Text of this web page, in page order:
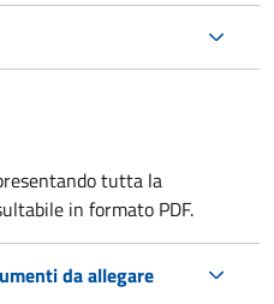
tutta la
in formato PDF.
da allegare